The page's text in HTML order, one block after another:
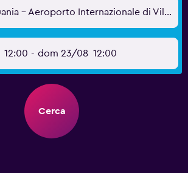
Vilnius, Lituania - Aeroporto Internazionale di Vilnius (VNO)
12:00 - dom 23/08 12:00
Cerca